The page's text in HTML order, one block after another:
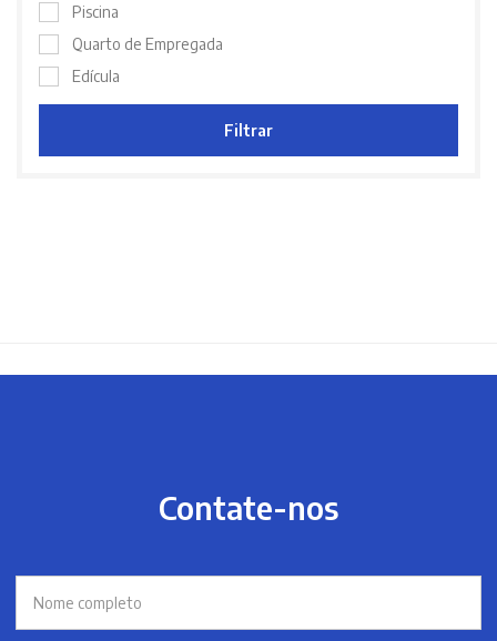
Piscina
Quarto de Empregada
Edícula
Filtrar
Contate-nos